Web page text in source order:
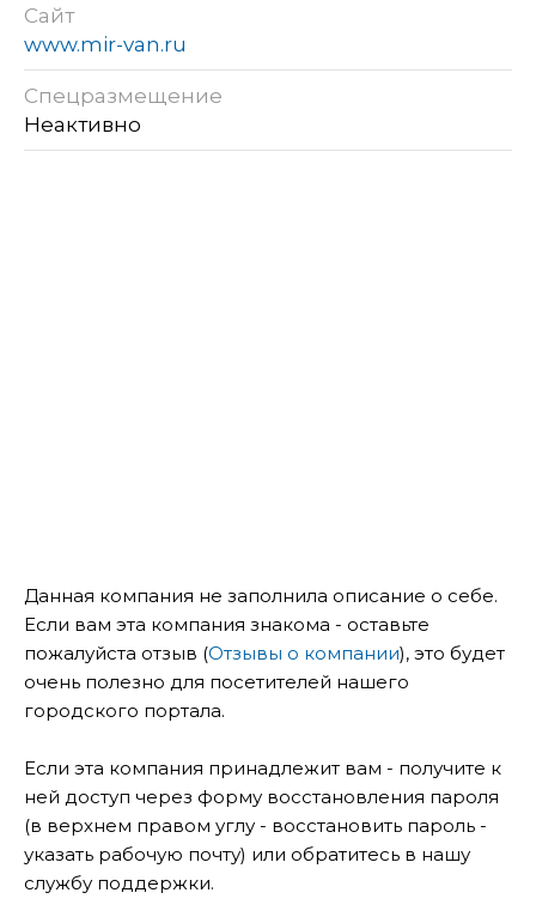
Сайт
www.mir-van.ru
Спецразмещение
Неактивно
Данная компания не заполнила описание о себе.
Если вам эта компания знакома - оставьте
пожалуйста отзыв (Отзывы о компании), это будет
очень полезно для посетителей нашего
городского портала.
Если эта компания принадлежит вам - получите к
ней доступ через форму восстановления пароля
(в верхнем правом углу - восстановить пароль -
указать рабочую почту) или обратитесь в нашу
службу поддержки.